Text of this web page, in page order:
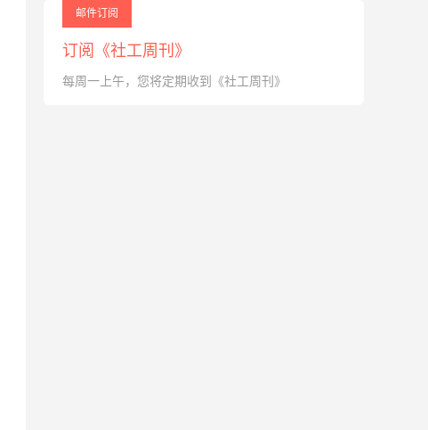
邮件订阅
订阅《社工周刊》
每周一上午，您将定期收到《社工周刊》